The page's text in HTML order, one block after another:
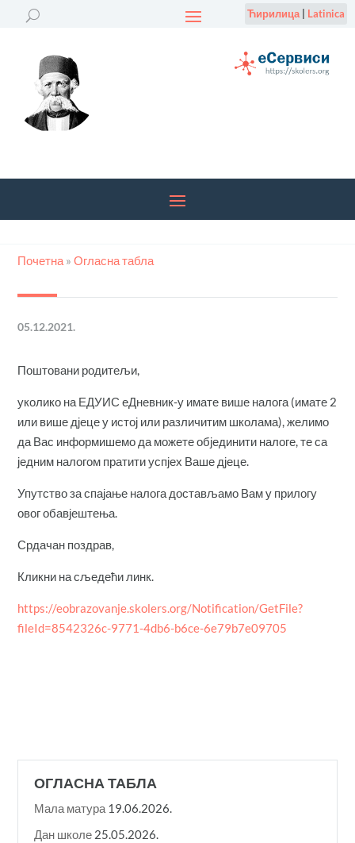
Ћирилица| Latinica
Почетна »Огласна табла
05.12.2021.
Поштовани родитељи,
уколико на ЕДУИС еДневник-у имате више налога (имате 2
или више дјеце у истој или различитим школама), желимо
да Вас информишемо да можете објединити налоге, те са
једним налогом пратити успјех Ваше дјеце.
Упутство за спајање налога достављамо Вам у прилогу
овог обавјештења.
Срдачан поздрав,
Кликни на сљедећи линк.
https://eobrazovanje.skolers.org/Notification/GetFile?
fileId=8542326c-9771-4db6-b6ce-6e79b7e09705
ОГЛАСНА ТАБЛА
Мала матура 19.06.2026.
Дан школе 25.05.2026.